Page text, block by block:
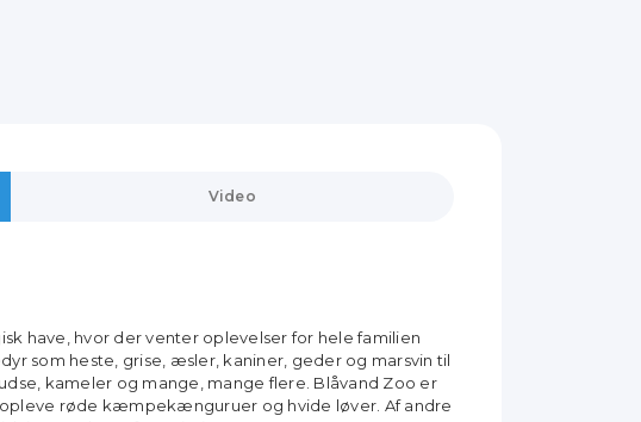
Video
have, hvor der venter oplevelser for hele familien
som heste, grise, æsler, kaniner, geder og marsvin til
kameler og mange, mange flere. Blåvand Zoo er
røde kæmpekænguruer og hvide løver. Af andre